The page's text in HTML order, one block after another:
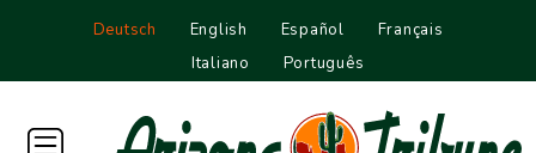
Deutsch English Español
Français
Italiano
Português